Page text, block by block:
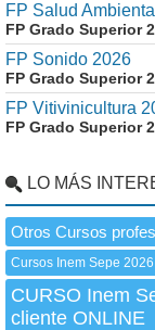
FP Salud
FP Grado Superior
FP Sonido 2026
FP Grado Superior
FP Vitivinicultura
FP Grado Superior
LO MÁS
Otros Cursos
Cursos Inem Sepe
CURSO Inem
cliente ONLINE